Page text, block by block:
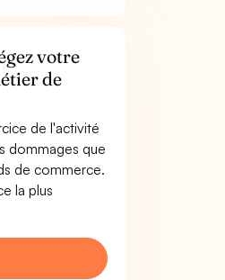
votre
de
de l'activité
dommages que
de commerce.
la plus